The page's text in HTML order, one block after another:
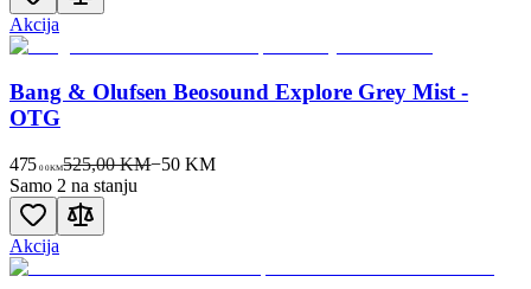
Akcija
Bang & Olufsen Beosound Explore Grey Mist -
OTG
475 00KM525,00 KM−50 KM
Samo 2 na stanju
Akcija